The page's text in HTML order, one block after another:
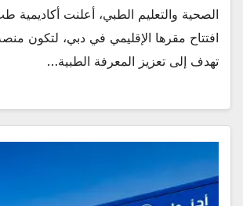
الصحية والتعليم الطبي، أعلنت أكاديمية
افتتاح مقرها الإقليمي في دبي، لتكون
تهدف إلى تعزيز المعرفة الطبية…